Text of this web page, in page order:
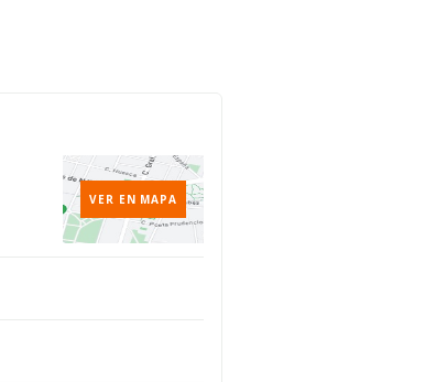
VER EN MAPA